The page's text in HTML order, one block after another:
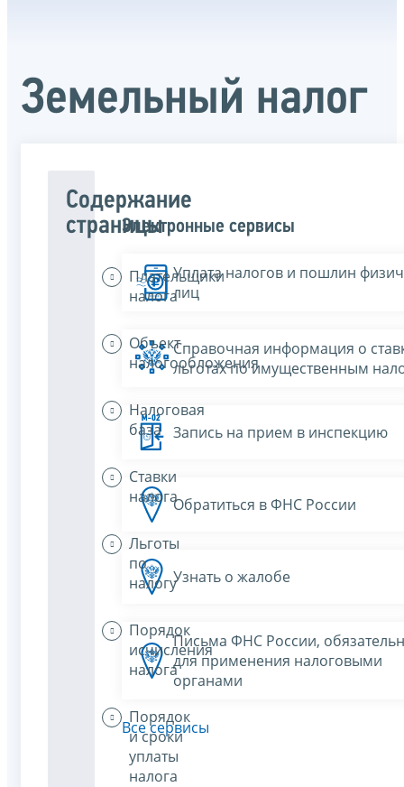
Земельный налог
Содержание
страницы
Плательщики
налога
Объект
налогообложения
Налоговая
база
Ставки
налога
Льготы
по
налогу
Порядок
исчисления
налога
Порядок
и сроки
уплаты
налога
Электронные сервисы
Уплата налогов и пошлин
лиц
Справочная информация о
льготах по имущественным
Запись на прием в инспекцию
Обратиться в ФНС России
Узнать о жалобе
Письма ФНС России,
для применения налоговыми
органами
Все сервисы